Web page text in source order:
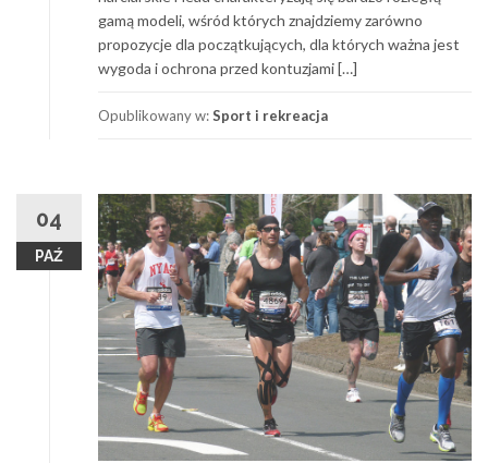
gamą modeli, wśród których znajdziemy zarówno
propozycje dla początkujących, dla których ważna jest
wygoda i ochrona przed kontuzjami […]
Opublikowany w:Sport i rekreacja
04
PAŹ